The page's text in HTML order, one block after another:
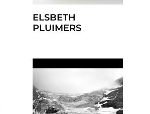
ELSBETH
PLUIMERS